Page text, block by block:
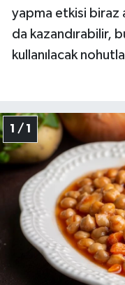
yapma etkisi biraz
da kazandırabilir,
kullanılacak
1 / 1